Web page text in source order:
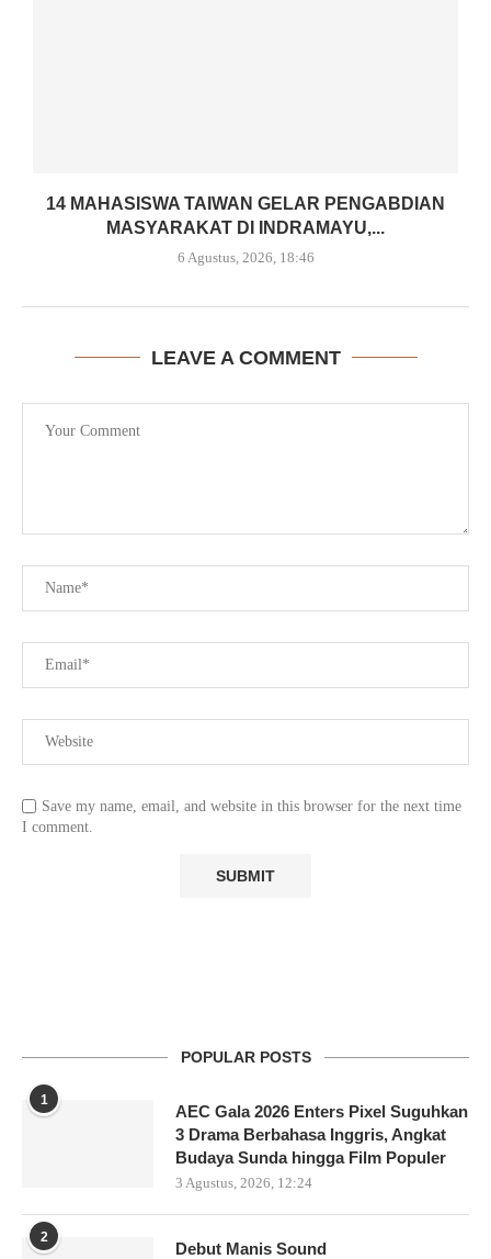
14 MAHASISWA TAIWAN GELAR PENGABDIAN
MASYARAKAT DI INDRAMAYU,...
6 Agustus, 2026, 18:46
LEAVE A COMMENT
Save my name, email, and website in this browser for the next time
I comment.
POPULAR POSTS
1
AEC Gala 2026 Enters Pixel Suguhkan
3 Drama Berbahasa Inggris, Angkat
Budaya Sunda hingga Film Populer
3 Agustus, 2026, 12:24
2
Debut Manis Sound